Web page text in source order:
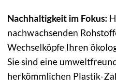
Nachhaltigkeit im Fokus:
nachwachsenden
Wechselköpfe Ihren
Sie sind eine
herkömmlichen Plastik-